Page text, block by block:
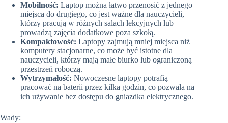
Mobilność: Laptop można łatwo przenosić z jednego
miejsca do drugiego, co jest ważne dla nauczycieli,
którzy pracują w różnych salach lekcyjnych lub
prowadzą zajęcia dodatkowe poza szkołą.
Kompaktowość: Laptopy zajmują mniej miejsca niż
komputery stacjonarne, co może być istotne dla
nauczycieli, którzy mają małe biurko lub ograniczoną
przestrzeń roboczą.
Wytrzymałość: Nowoczesne laptopy potrafią
pracować na baterii przez kilka godzin, co pozwala na
ich używanie bez dostępu do gniazdka elektrycznego.
Wady: